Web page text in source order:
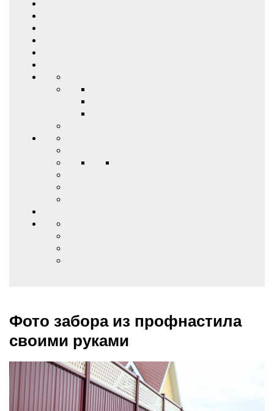
Фото забора из профнастила
своими руками